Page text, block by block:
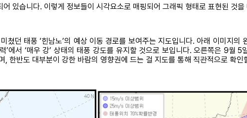
있습니다. 이렇게 정보들이 시각요소로 매핑되어 그래픽 형태로 표현된 것
쳤던 태풍 ‘힌남노’의 예상 이동 경로를 보여주는 지도입니다. 아래 이미지
’에서 ‘매우 강’ 상태의 태풍 강도를 유지할 것으로 보입니다. 오른쪽은 9월
, 한반도 대부분이 강한 바람의 영향권에 드는 걸 지도를 통해 직관적으로 확인